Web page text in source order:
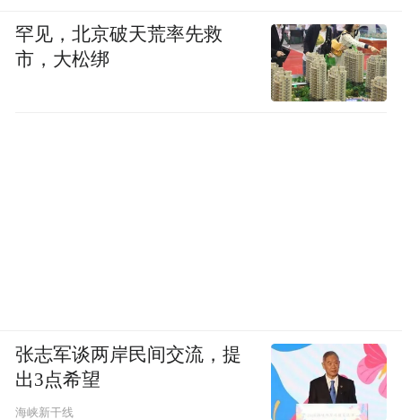
罕见，北京破天荒率先救
市，大松绑
张志军谈两岸民间交流，提
出3点希望
海峡新干线